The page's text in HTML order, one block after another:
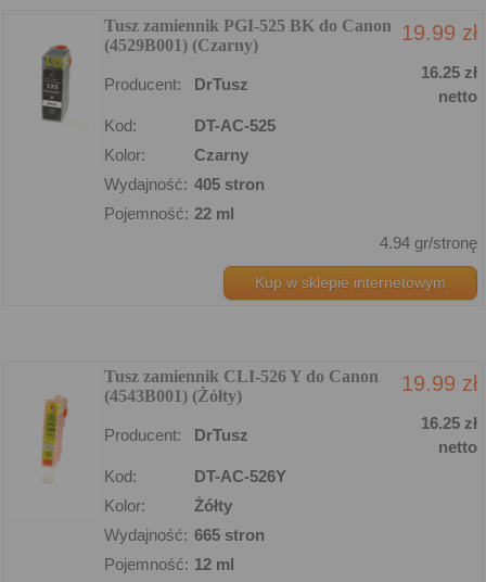
Tusz zamiennik PGI-525 BK do Canon
(4529B001) (Czarny)
19.99 zł
Producent: DrTusz
16.25 zł
netto
Kod:
DT-AC-525
Kolor:
Czarny
Wydajność: 405 stron
Pojemność: 22 ml
4.94 gr/stronę
Kup w sklepie internetowym
Tusz zamiennik CLI-526 Y do Canon
(4543B001) (Żółty)
19.99 zł
Producent: DrTusz
16.25 zł
netto
Kod:
DT-AC-526Y
Kolor:
Żółty
Wydajność: 665 stron
Pojemność: 12 ml